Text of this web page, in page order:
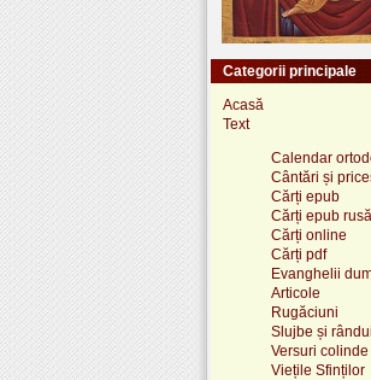
Categorii principale
Acasă
Text
Calendar
Cântări și
Cărți epub
Cărți epub rusă
Cărți online
Cărți pdf
Evanghelii
Articole
Rugăciuni
Slujbe și
Versuri colinde
Viețile Sfinților